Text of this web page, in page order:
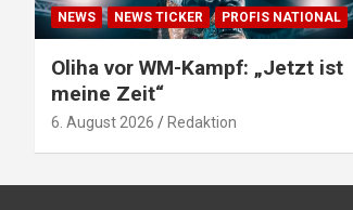
NEWS NEWS TICKER PROFIS NATIONAL
Oliha vor WM-Kampf: „Jetzt ist
meine Zeit“
6. August 2026 Redaktion